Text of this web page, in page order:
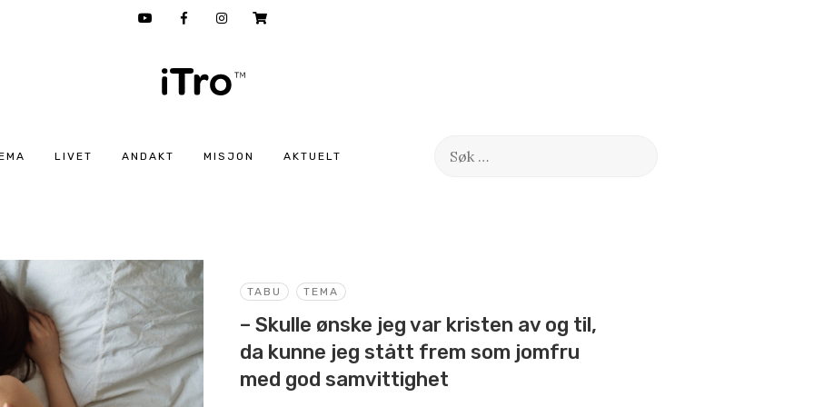
LIVET ANDAKT MISJON AKTUELT
Søk
TABU TEMA
– Skulle ønske jeg var kristen av og til,
da kunne jeg stått frem som jomfru
med god samvittighet